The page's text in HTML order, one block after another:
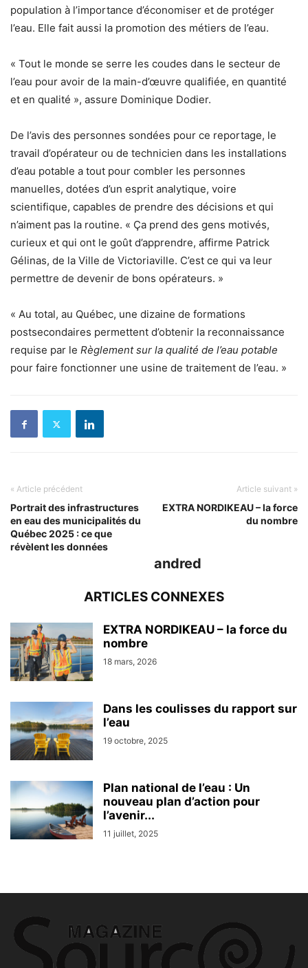
population à l’importance d’économiser et de protéger
l’eau. Elle fait aussi la promotion des métiers de l’eau.
« Tout le monde se serre les coudes dans le secteur de
l’eau pour avoir de la main-d’œuvre qualifiée, en quantité
et en qualité », assure Dominique Dodier.
De l’avis des personnes sondées pour ce reportage, le
travail d’opérateur ou de technicien dans les installations
d’eau potable a tout pour combler les personnes
manuelles, dotées d’un esprit analytique, voire
scientifique, capables de prendre des décisions et qui
n’aiment pas la routine. « Ça prend des gens motivés,
curieux et qui ont le goût d’apprendre, affirme Patrick
Gélinas, de la Ville de Victoriaville. C’est ce qui va leur
permettre de devenir de bons opérateurs. »
« Au total, au Québec, une dizaine de formations
postsecondaires permettent d’obtenir la reconnaissance
requise par le Règlement sur la qualité de l’eau potable
pour faire fonctionner une usine de traitement de l’eau. »
« Article précédent
Portrait des infrastructures
en eau des municipalités du
Québec 2025 : ce que
révèlent les données
Article suivant »
EXTRA NORDIKEAU – la force
du nombre
andred
ARTICLES CONNEXES
EXTRA NORDIKEAU – la force du
nombre
18 mars, 2026
Dans les coulisses du rapport sur
l’eau
19 octobre, 2025
Plan national de l’eau : Un
nouveau plan d’action pour
l’avenir...
11 juillet, 2025